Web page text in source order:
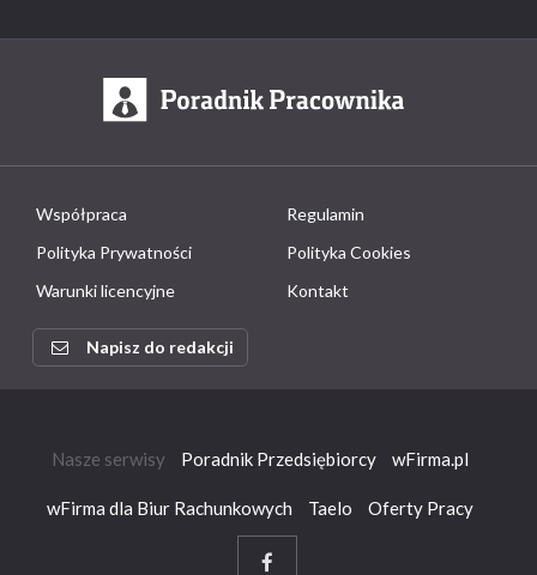
Współpraca
Regulamin
Polityka Prywatności
Polityka Cookies
Warunki licencyjne
Kontakt
Napisz do redakcji
Nasze serwisy Poradnik Przedsiębiorcy wFirma.pl
wFirma dla Biur Rachunkowych Taelo Oferty Pracy